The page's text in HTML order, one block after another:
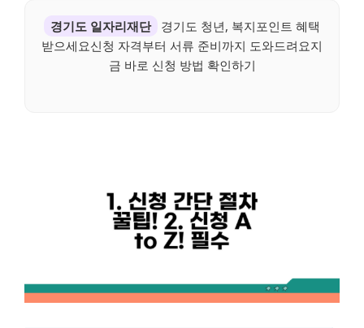
경기도 일자리재단
경기도 청년, 복지포인트 혜택
받으세요신청 자격부터 서류 준비까지 도와드려요지
금 바로 신청 방법 확인하기